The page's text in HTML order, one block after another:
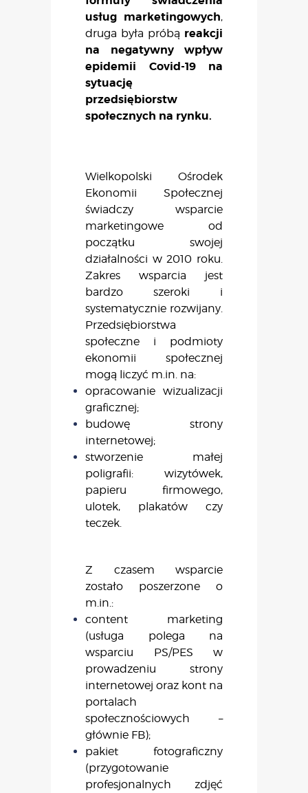
usług marketingowych,
druga była próbą reakcji
na negatywny wpływ
epidemii Covid-19 na
sytuację
przedsiębiorstw
społecznych na rynku.
Wielkopolski Ośrodek
Ekonomii Społecznej
świadczy wsparcie
marketingowe od
początku swojej
działalności w 2010 roku.
Zakres wsparcia jest
bardzo szeroki i
systematycznie rozwijany.
Przedsiębiorstwa
społeczne i podmioty
ekonomii społecznej
mogą liczyć m.in. na:
opracowanie wizualizacji
graficznej;
budowę strony
internetowej;
stworzenie małej
poligrafii: wizytówek,
papieru firmowego,
ulotek, plakatów czy
teczek.
Z czasem wsparcie
zostało poszerzone o
m.in.:
content marketing
(usługa polega na
wsparciu PS/PES w
prowadzeniu strony
internetowej oraz kont na
portalach
społecznościowych –
głównie FB);
pakiet fotograficzny
(przygotowanie
profesjonalnych zdjęć